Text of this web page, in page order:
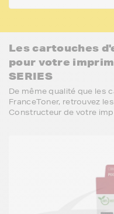
Les cartouches
pour votre
SERIES
De même qualité que les
FranceToner, retrouvez
Constructeur de votre